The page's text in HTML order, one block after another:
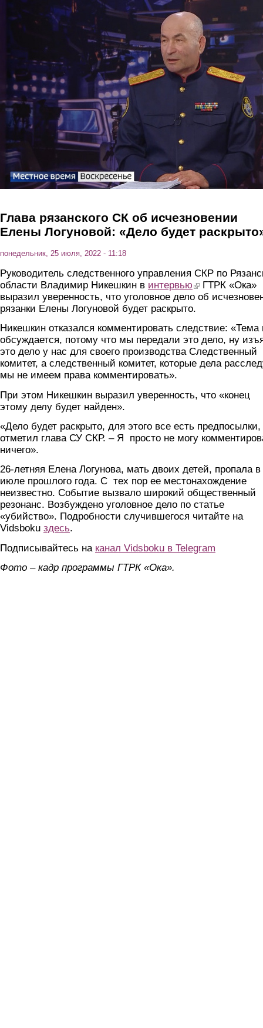
Перейти к основному содержанию
Глава рязанского СК об исчезновении
Елены Логуновой: «Дело будет
понедельник, 25 июля, 2022 - 11:18
Руководитель следственного управления СКР по
области Владимир Никешкин в интервью (link is external)
ГТРК «Ока»
выразил уверенность, что уголовное дело об
рязанки Елены Логуновой будет раскрыто.
Никешкин отказался комментировать следствие: «Тема
обсуждается, потому что мы передали это дело, ну
это дело у нас для своего производства Следственный
комитет, а следственный комитет, которые дела
мы не имеем права комментировать».
При этом Никешкин выразил уверенность, что «конец
этому делу будет найден».
«Дело будет раскрыто, для этого все есть предпосылки,
отметил глава СУ СКР. – Я просто не могу
ничего».
26-летняя Елена Логунова, мать двоих детей, пропала в
июле прошлого года. С тех пор ее местонахождение
неизвестно. Событие вызвало широкий общественный
резонанс. Возбуждено уголовное дело по статье
«убийство». Подробности случившегося читайте на
Vidsboku здесь.
Подписывайтесь на канал Vidsboku в Telegram
Фото – кадр программы ГТРК «Ока».